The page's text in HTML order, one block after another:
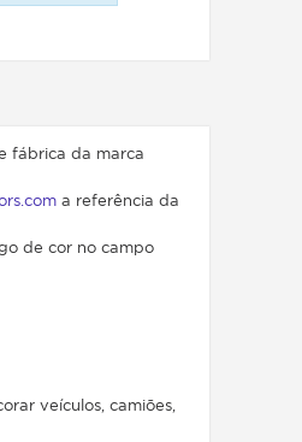
fábrica da marca
a referência da
de cor no campo
veículos, camiões,